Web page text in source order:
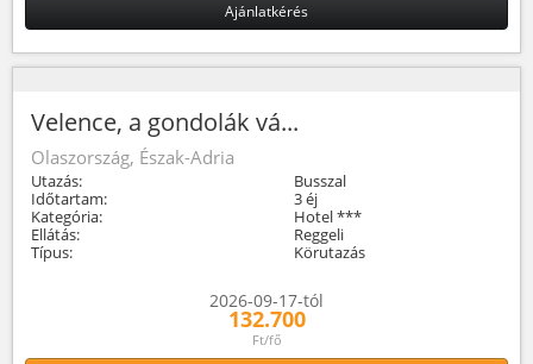
Ajánlatkérés
Velence, a gondolák vá...
Olaszország, Észak-Adria
Utazás:
Busszal
Időtartam:
3 éj
Kategória:
Hotel ***
Ellátás:
Reggeli
Típus:
Körutazás
2026-09-17-tól
132.700
Ft/fő